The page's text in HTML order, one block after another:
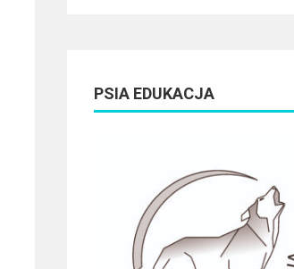
PSIA EDUKACJA